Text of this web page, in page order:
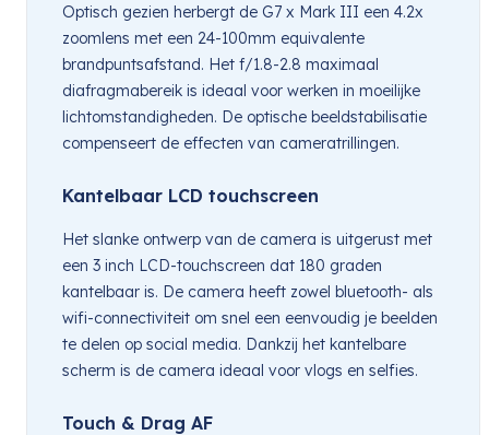
Optisch gezien herbergt de G7 x Mark III een 4.2x
zoomlens met een 24-100mm equivalente
brandpuntsafstand. Het f/1.8-2.8 maximaal
diafragmabereik is ideaal voor werken in moeilijke
lichtomstandigheden. De optische beeldstabilisatie
compenseert de effecten van cameratrillingen.
Kantelbaar LCD touchscreen
Het slanke ontwerp van de camera is uitgerust met
een 3 inch LCD-touchscreen dat 180 graden
kantelbaar is. De camera heeft zowel bluetooth- als
wifi-connectiviteit om snel een eenvoudig je beelden
te delen op social media. Dankzij het kantelbare
scherm is de camera ideaal voor vlogs en selfies.
Touch & Drag AF